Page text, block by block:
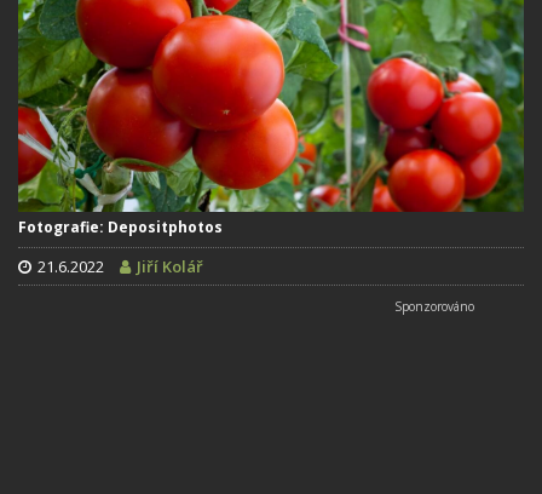
Fotografie: Depositphotos
21.6.2022 Jiří Kolář